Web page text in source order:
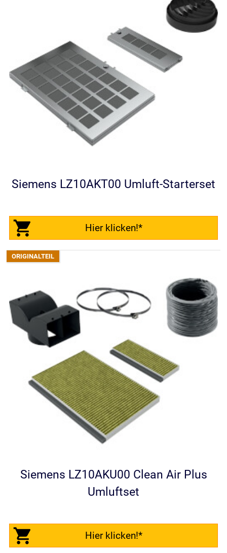
Siemens LZ10AKT00 Umluft-Starterset
Hier klicken!*
Siemens LZ10AKU00 Clean Air Plus
Umluftset
Hier klicken!*